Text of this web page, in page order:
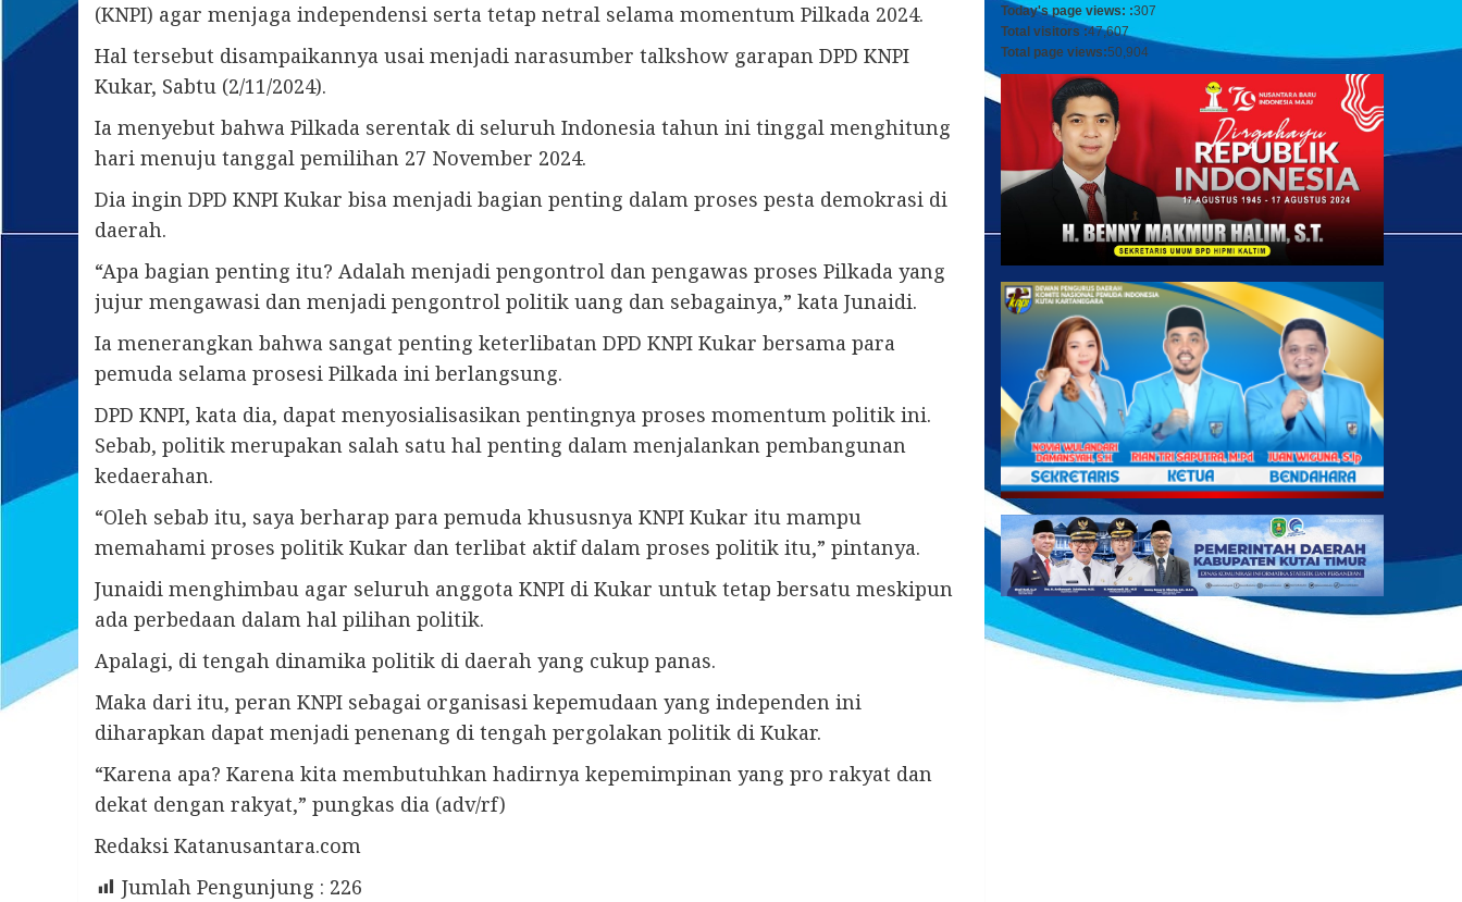
(KNPI) agar menjaga independensi serta tetap netral selama momentum Pilkada 2024.
Hal tersebut disampaikannya usai menjadi narasumber talkshow garapan DPD KNPI
Kukar, Sabtu (2/11/2024).
Ia menyebut bahwa Pilkada serentak di seluruh Indonesia tahun ini tinggal menghitung
hari menuju tanggal pemilihan 27 November 2024.
Dia ingin DPD KNPI Kukar bisa menjadi bagian penting dalam proses pesta demokrasi di
daerah.
“Apa bagian penting itu? Adalah menjadi pengontrol dan pengawas proses Pilkada yang
jujur mengawasi dan menjadi pengontrol politik uang dan sebagainya,” kata Junaidi.
Ia menerangkan bahwa sangat penting keterlibatan DPD KNPI Kukar bersama para
pemuda selama prosesi Pilkada ini berlangsung.
DPD KNPI, kata dia, dapat menyosialisasikan pentingnya proses momentum politik ini.
Sebab, politik merupakan salah satu hal penting dalam menjalankan pembangunan
kedaerahan.
“Oleh sebab itu, saya berharap para pemuda khususnya KNPI Kukar itu mampu
memahami proses politik Kukar dan terlibat aktif dalam proses politik itu,” pintanya.
Junaidi menghimbau agar seluruh anggota KNPI di Kukar untuk tetap bersatu meskipun
ada perbedaan dalam hal pilihan politik.
Apalagi, di tengah dinamika politik di daerah yang cukup panas.
Maka dari itu, peran KNPI sebagai organisasi kepemudaan yang independen ini
diharapkan dapat menjadi penenang di tengah pergolakan politik di Kukar.
“Karena apa? Karena kita membutuhkan hadirnya kepemimpinan yang pro rakyat dan
dekat dengan rakyat,” pungkas dia (adv/rf)
Redaksi Katanusantara.com
Jumlah Pengunjung : 226
Today's page views: :307
Total visitors :47,607
Total page views:50,904